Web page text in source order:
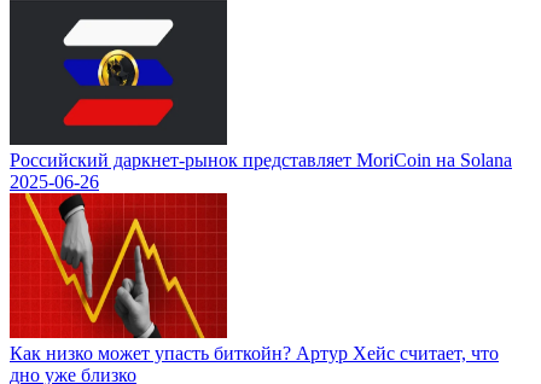
Российский даркнет-рынок представляет MoriCoin на Solana
2025-06-26
Как низко может упасть биткойн? Артур Хейс считает, что
дно уже близко